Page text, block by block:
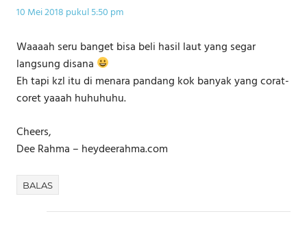
10 Mei 2018 pukul 5:50 pm
Waaaah seru banget bisa beli hasil laut yang segar
langsung disana
Eh tapi kzl itu di menara pandang kok banyak yang corat-
coret yaaah huhuhuhu.
Cheers,
Dee Rahma – heydeerahma.com
BALAS